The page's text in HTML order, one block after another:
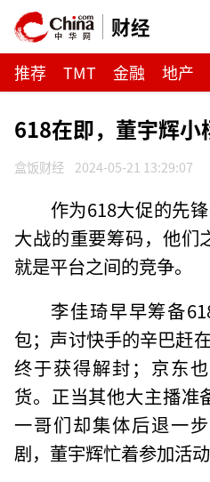
财经
推荐 TMT 金融 地产
618在即，董宇辉小
盒饭财经 2024-05-21 13:29:07
作为618大促的先
大战的重要筹码，他们
就是平台之间的竞争。
李佳琦早早筹备
包；声讨快手的辛巴赶
终于获得解封；京东
货。正当其他大主播准
一哥们却集体后退一
剧，董宇辉忙着参加活